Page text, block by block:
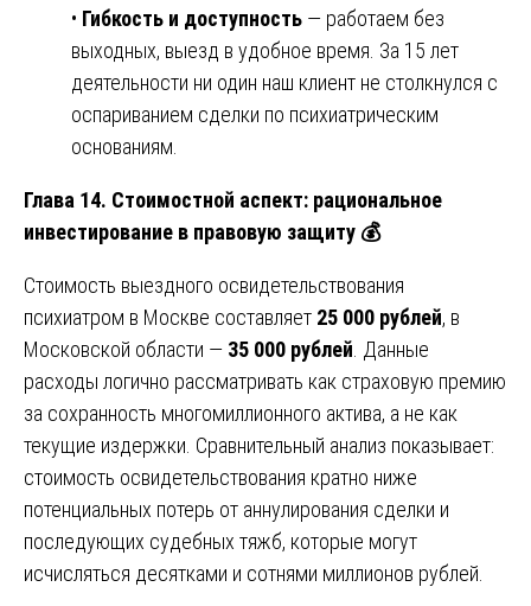
• Гибкость и доступность — работаем без
выходных, выезд в удобное время. За 15 лет
деятельности ни один наш клиент не столкнулся с
оспариванием сделки по психиатрическим
основаниям.
Глава 14. Стоимостной аспект: рациональное
инвестирование в правовую защиту 💰
Стоимость выездного освидетельствования
психиатром в Москве составляет 25 000 рублей, в
Московской области — 35 000 рублей . Данные
расходы логично рассматривать как страховую премию
за сохранность многомиллионного актива, а не как
текущие издержки. Сравнительный анализ показывает:
стоимость освидетельствования кратно ниже
потенциальных потерь от аннулирования сделки и
последующих судебных тяжб, которые могут
исчисляться десятками и сотнями миллионов рублей.